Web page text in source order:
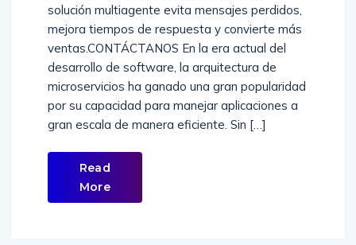
solución multiagente evita mensajes perdidos,
mejora tiempos de respuesta y convierte más
ventas.CONTÁCTANOS En la era actual del
desarrollo de software, la arquitectura de
microservicios ha ganado una gran popularidad
por su capacidad para manejar aplicaciones a
gran escala de manera eficiente. Sin […]
Read
More